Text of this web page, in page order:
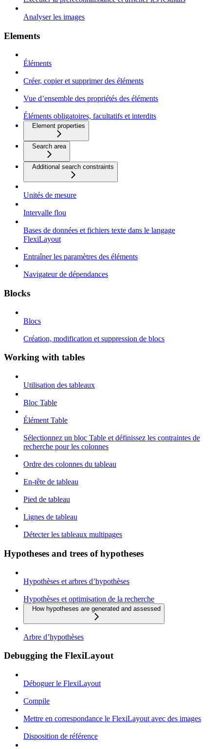
Analyser les images
Elements
Éléments
Créer, copier et supprimer des éléments
Vue d’ensemble des propriétés des éléments
Éléments obligatoires, facultatifs et interdits
Element properties
Search area
Additional search constraints
Unités de mesure
Intervalle flou
Bases de données et fichiers texte dans le langage
FlexiLayout
Entraîner les paramètres des éléments
Navigateur de dépendances
Blocks
Blocs
Création, modification et suppression de blocs
Working with tables
Utilisation des tableaux
Bloc Table
Élément Table
Sélectionnez un bloc Table et définissez les contraintes de
recherche pour les colonnes
Ordre des colonnes du tableau
En-tête de tableau
Pied de tableau
Lignes de tableau
Détecter les tableaux multipages
Hypotheses and trees of hypotheses
Hypothèses et arbres d’hypothèses
Hypothèses et optimisation de la recherche
How hypotheses are generated and assessed
Arbre d’hypothèses
Debugging the FlexiLayout
Déboguer le FlexiLayout
Compile
Mettre en correspondance le FlexiLayout avec des images
Disposition de référence